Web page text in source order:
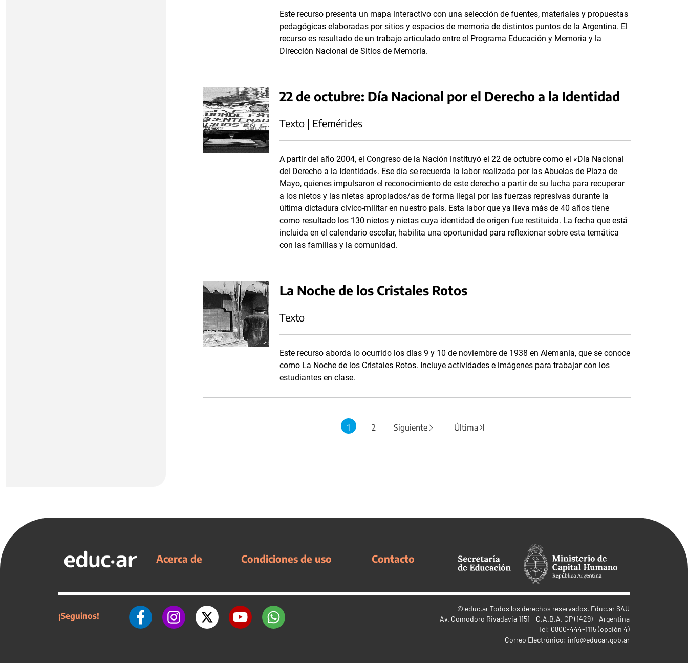
Este recurso presenta un mapa interactivo con una selección de fuentes, materiales y propuestas
pedagógicas elaboradas por sitios y espacios de memoria de distintos puntos de la Argentina. El
recurso es resultado de un trabajo articulado entre el Programa Educación y Memoria y la
Dirección Nacional de Sitios de Memoria.
22 de octubre: Día Nacional por el Derecho a la Identidad
Texto | Efemérides
A partir del año 2004, el Congreso de la Nación instituyó el 22 de octubre como el «Día Nacional
del Derecho a la Identidad». Ese día se recuerda la labor realizada por las Abuelas de Plaza de
Mayo, quienes impulsaron el reconocimiento de este derecho a partir de su lucha para recuperar
a los nietos y las nietas apropiados/as de forma ilegal por las fuerzas represivas durante la
última dictadura cívico-militar en nuestro país. Esta labor que ya lleva más de 40 años tiene
como resultado los 130 nietos y nietas cuya identidad de origen fue restituida. La fecha que está
incluida en el calendario escolar, habilita una oportunidad para reflexionar sobre esta temática
con las familias y la comunidad.
La Noche de los Cristales Rotos
Texto
Este recurso aborda lo ocurrido los días 9 y 10 de noviembre de 1938 en Alemania, que se conoce
como La Noche de los Cristales Rotos. Incluye actividades e imágenes para trabajar con los
estudiantes en clase.
1 2 Siguiente Última
Acerca de Condiciones de uso Contacto
¡Seguinos!
© educ.arTodos los derechos reservados. Educ.ar SAU
Av. Comodoro Rivadavia 1151 - C.A.B.A. CP (1429) - Argentina
Tel: 0800-444-1115 (opción 4)
Correo Electrónico: info@educar.gob.ar